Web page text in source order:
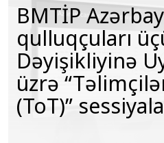
BMTİP
qulluqçuları
Dəyişikliyinə
üzrə
(ToT)”